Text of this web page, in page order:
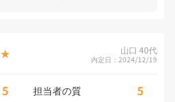
山口 40代
内定日：2024/12/19
5 担当者の質 5